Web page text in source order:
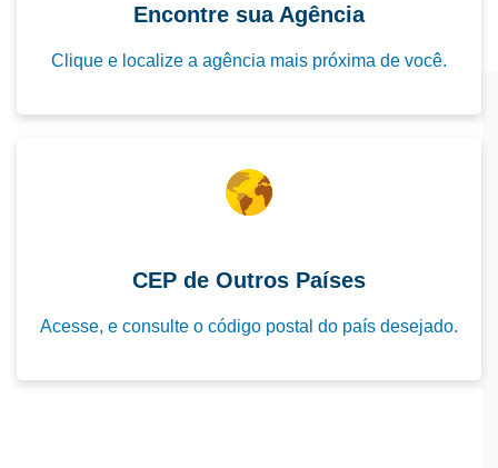
Encontre sua Agência
Clique e localize a agência mais próxima de você.
CEP de Outros Países
Acesse, e consulte o código postal do país desejado.